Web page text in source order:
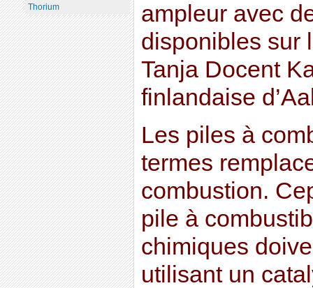
ampleur avec
disponibles sur
Tanja Docent
finlandaise
Les piles à
termes
combustion.
pile à
chimiques
utilisant un
Thorium